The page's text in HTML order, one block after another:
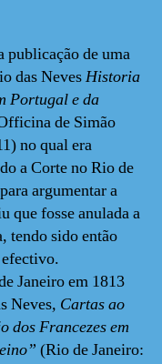
publicação de uma
das NevesHistoria
Portugal e da
de Simão
no qual era
a Corte no Rio de
argumentar a
que fosse anulada a
tendo sido então
Janeiro em 1813
Neves, Cartas ao
dos Francezes em
(Rio de Janeiro: